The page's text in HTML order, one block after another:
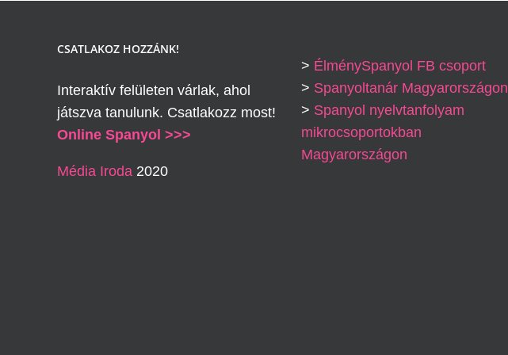
CSATLAKOZ HOZZÁNK!
Interaktív felületen várlak, ahol
játszva tanulunk. Csatlakozz most!
Online Spanyol >>>
Média Iroda 2020
> ÉlménySpanyol FB csoport
> Spanyoltanár Magyarországon
> Spanyol nyelvtanfolyam
mikrocsoportokban
Magyarországon